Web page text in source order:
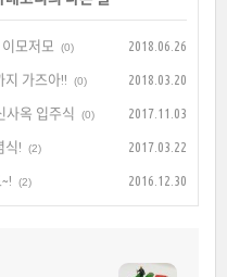
모저모 (0) 2018.06.26
지 가즈아!! (0) 2018.03.20
사옥 입주식 (0) 2017.11.03
식! (2) 2017.03.22
(2) 2016.12.30